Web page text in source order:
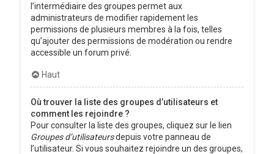
l’intermédiaire des groupes permet aux
administrateurs de modifier rapidement les
permissions de plusieurs membres à la fois, telles
qu’ajouter des permissions de modération ou rendre
accessible un forum privé.
Haut
Où trouver la liste des groupes d’utilisateurs et
comment les rejoindre ?
Pour consulter la liste des groupes, cliquez sur le lien
Groupes d’utilisateursdepuis votre panneau de
l’utilisateur. Si vous souhaitez rejoindre un des groupes,